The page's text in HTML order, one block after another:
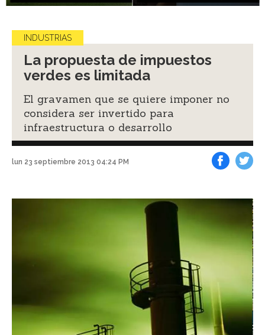
INDUSTRIAS
La propuesta de impuestos
verdes es limitada
El gravamen que se quiere imponer no
considera ser invertido para
infraestructura o desarrollo
lun 23 septiembre 2013 04:24 PM